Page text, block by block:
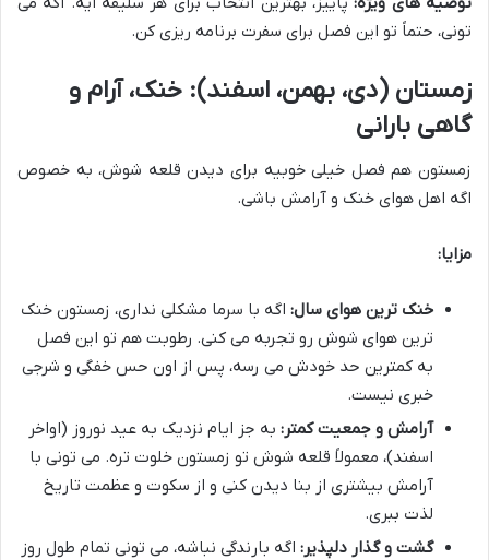
تونی، حتماً تو این فصل برای سفرت برنامه ریزی کن.
زمستان (دی، بهمن، اسفند): خنک، آرام و
گاهی بارانی
زمستون هم فصل خیلی خوبیه برای دیدن قلعه شوش، به خصوص
اگه اهل هوای خنک و آرامش باشی.
مزایا:
خنک ترین هوای سال: اگه با سرما مشکلی نداری، زمستون خنک
ترین هوای شوش رو تجربه می کنی. رطوبت هم تو این فصل
به کمترین حد خودش می رسه، پس از اون حس خفگی و شرجی
خبری نیست.
آرامش و جمعیت کمتر: به جز ایام نزدیک به عید نوروز (اواخر
اسفند)، معمولاً قلعه شوش تو زمستون خلوت تره. می تونی با
آرامش بیشتری از بنا دیدن کنی و از سکوت و عظمت تاریخ
لذت ببری.
گشت و گذار دلپذیر: اگه بارندگی نباشه، می تونی تمام طول روز